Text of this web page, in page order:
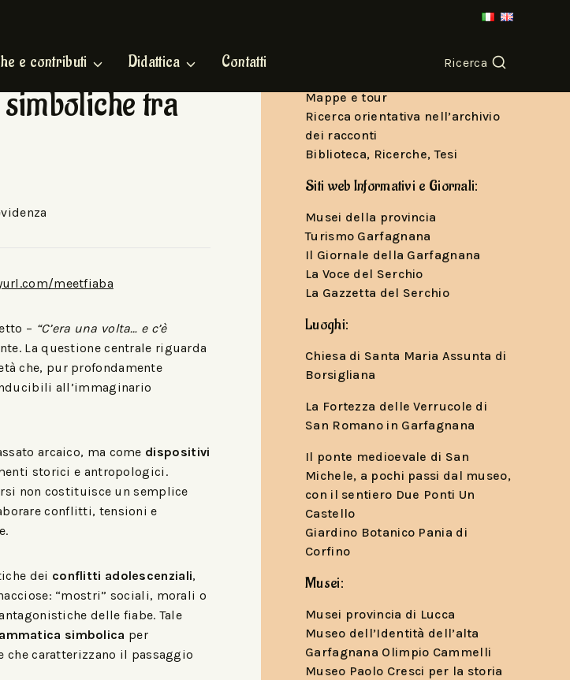
e contributi Didattica Contatti Ricerca
tra
meetfiaba
– “C’era una volta… e c’è
La questione centrale riguarda
che, pur profondamente
all’immaginario
arcaico, ma come dispositivi
storici e antropologici.
non costituisce un semplice
conflitti, tensioni e
dei conflitti adolescenziali,
“mostri” sociali, morali o
delle fiabe. Tale
simbolica per
caratterizzano il passaggio
Per seguirci e conoscere le nostre
Mappe e tour
Ricerca orientativa nell’archivio
dei racconti
Biblioteca, Ricerche, Tesi
Siti web Informativi e Giornali:
Musei della provincia
Turismo Garfagnana
Il Giornale della Garfagnana
La Voce del Serchio
La Gazzetta del Serchio
Luoghi:
Chiesa di Santa Maria Assunta di
Borsigliana
La Fortezza delle Verrucole di
San Romano in Garfagnana
Il ponte medioevale di San
Michele, a pochi passi dal museo,
con il sentiero Due Ponti Un
Castello
Giardino Botanico Pania di
Corfino
Musei:
Musei provincia di Lucca
Museo dell’Identità dell’alta
Garfagnana Olimpio Cammelli
Museo Paolo Cresci per la storia